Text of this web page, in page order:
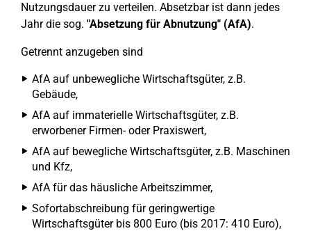
Nutzungsdauer zu verteilen. Absetzbar ist dann jedes
Jahr die sog. "Absetzung für Abnutzung" (AfA).
Getrennt anzugeben sind
AfA auf unbewegliche Wirtschaftsgüter, z.B.
Gebäude,
AfA auf immaterielle Wirtschaftsgüter, z.B.
erworbener Firmen- oder Praxiswert,
AfA auf bewegliche Wirtschaftsgüter, z.B. Maschinen
und Kfz,
AfA für das häusliche Arbeitszimmer,
Sofortabschreibung für geringwertige
Wirtschaftsgüter bis 800 Euro (bis 2017: 410 Euro),